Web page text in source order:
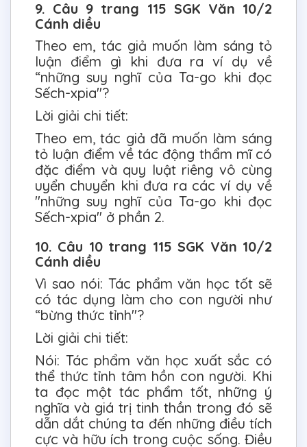
9. Câu 9 trang 115 SGK Văn 10/2
Cánh diều
Theo em, tác giả muốn làm sáng tỏ
luận điểm gì khi đưa ra ví dụ về
“những suy nghĩ của Ta-go khi đọc
Sếch-xpia"?
Lời giải chi tiết:
Theo em, tác giả đã muốn làm sáng
tỏ luận điểm về tác động thẩm mĩ có
đặc điểm và quy luật riêng vô cùng
uyển chuyển khi đưa ra các ví dụ về
"những suy nghĩ của Ta-go khi đọc
Sếch-xpia" ở phần 2.
10. Câu 10 trang 115 SGK Văn 10/2
Cánh diều
Vì sao nói: Tác phẩm văn học tốt sẽ
có tác dụng làm cho con người như
“bừng thức tỉnh"?
Lời giải chi tiết:
Nói: Tác phẩm văn học xuất sắc có
thể thức tỉnh tâm hồn con người. Khi
ta đọc một tác phẩm tốt, những ý
nghĩa và giá trị tinh thần trong đó sẽ
dẫn dắt chúng ta đến những điều tích
cực và hữu ích trong cuộc sống. Điều